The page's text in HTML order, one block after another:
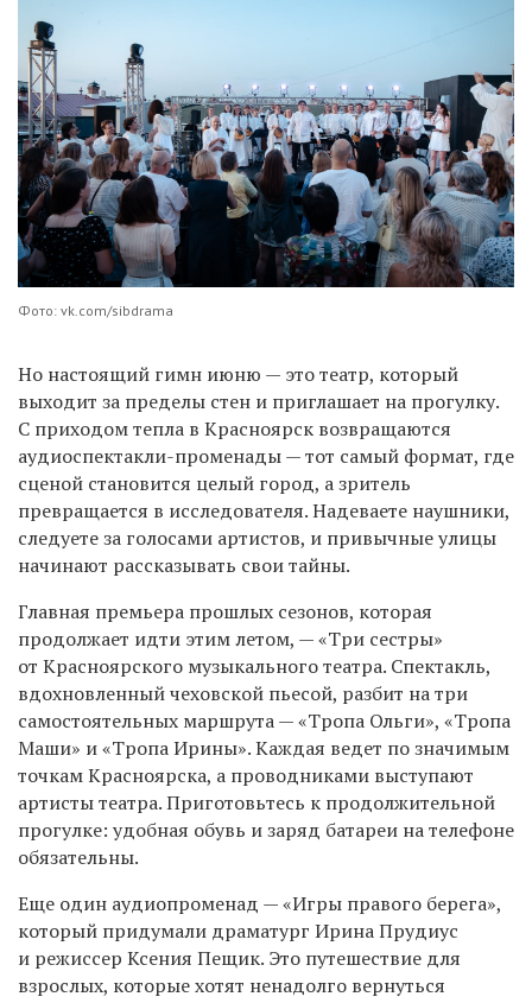
Фото: vk.com/sibdrama
Но настоящий гимн июню — это театр, который
выходит за пределы стен и приглашает на прогулку.
С приходом тепла в Красноярск возвращаются
аудиоспектакли-променады — тот самый формат, где
сценой становится целый город, а зритель
превращается в исследователя. Надеваете наушники,
следуете за голосами артистов, и привычные улицы
начинают рассказывать свои тайны.
Главная премьера прошлых сезонов, которая
продолжает идти этим летом, — «Три сестры»
от Красноярского музыкального театра. Спектакль,
вдохновленный чеховской пьесой, разбит на три
самостоятельных маршрута — «Тропа Ольги», «Тропа
Маши» и «Тропа Ирины». Каждая ведет по значимым
точкам Красноярска, а проводниками выступают
артисты театра. Приготовьтесь к продолжительной
прогулке: удобная обувь и заряд батареи на телефоне
обязательны.
Еще один аудиопроменад — «Игры правого берега»,
который придумали драматург Ирина Прудиус
и режиссер Ксения Пещик. Это путешествие для
взрослых, которые хотят ненадолго вернуться